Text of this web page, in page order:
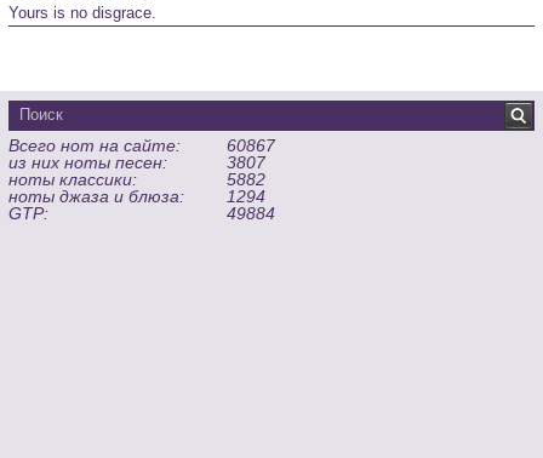
Yours is no disgrace.
Всего нот на сайте:
60867
из них ноты песен:
3807
ноты классики:
5882
ноты джаза и блюза:
1294
GTP:
49884